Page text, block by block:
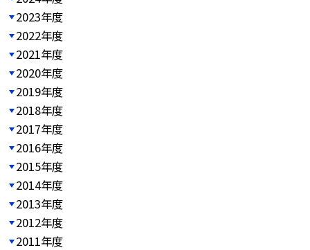
2023年度
2022年度
2021年度
2020年度
2019年度
2018年度
2017年度
2016年度
2015年度
2014年度
2013年度
2012年度
2011年度